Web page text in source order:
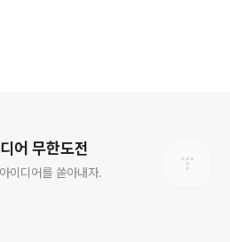
어 무한도전
이디어를 쏟아내자.